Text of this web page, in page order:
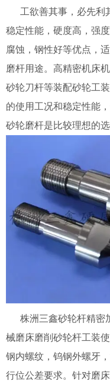
工欲善其事，必先利
稳定性能，硬度高，强
腐蚀，钢性好等优点，
磨杆用途。高精密机床
砂轮刀杆等装配砂轮工
的使用工况和稳定性能
砂轮磨杆是比较理想的选
株洲三鑫砂轮杆精密
械磨床磨削砂轮杆工装
钢内螺纹，钨钢外螺牙
行位公差要求。针对磨